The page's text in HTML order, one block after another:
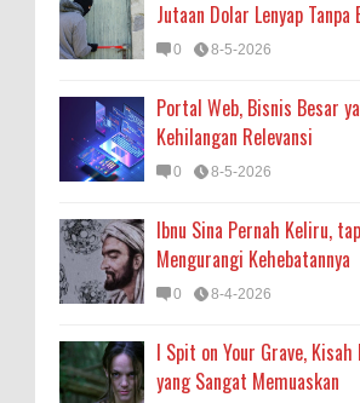
Jutaan Dolar Lenyap Tanpa
0 8-5-2026
Portal Web, Bisnis Besar
Kehilangan Relevansi
0 8-5-2026
Ibnu Sina Pernah Keliru,
Mengurangi Kehebatannya
0 8-4-2026
I Spit on Your Grave, Kisah
yang Sangat Memuaskan